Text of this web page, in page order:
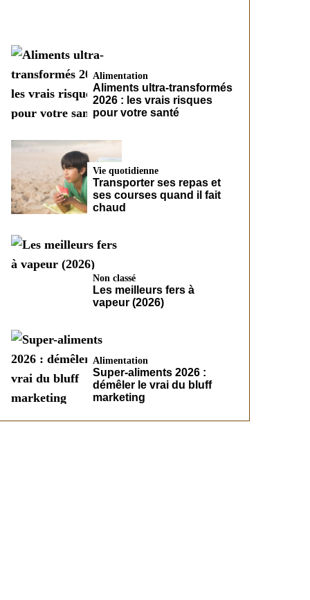
Alimentation
Aliments ultra-transformés
2026 : les vrais risques
pour votre santé
Vie quotidienne
Transporter ses repas et
ses courses quand il fait
chaud
Non classé
Les meilleurs fers à
vapeur (2026)
Alimentation
Super-aliments 2026 :
démêler le vrai du bluff
marketing